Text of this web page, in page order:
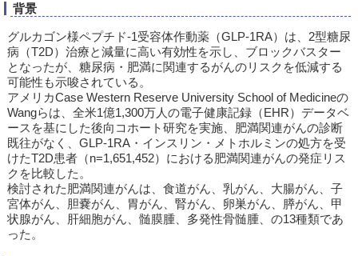
背景
グルカゴン様ペプチド-1受容体作動薬（GLP-1RA）は、2型糖尿
病（T2D）治療と減量に高い有効性を示し、ブロックバスター
となったが、糖尿病・肥満に関連するがんのリスクを低減する
可能性も示唆されている。
アメリカCase Western Reserve University School of Medicineの
Wangらは、全米1億1,300万人の電子健康記録（EHR）データベ
ースを基にした後向コホート研究を実施、肥満関連がんの診断
既往がなく、GLP-1RA・インスリン・メトホルミンの処方を受
けたT2D患者（n=1,651,452）における肥満関連がんの発症リス
クを比較した。
検討された肥満関連がんは、食道がん、乳がん、大腸がん、子
宮体がん、胆嚢がん、胃がん、腎がん、卵巣がん、膵がん、甲
状腺がん、肝細胞がん、髄膜腫、多発性骨髄腫、の13種類であ
った。